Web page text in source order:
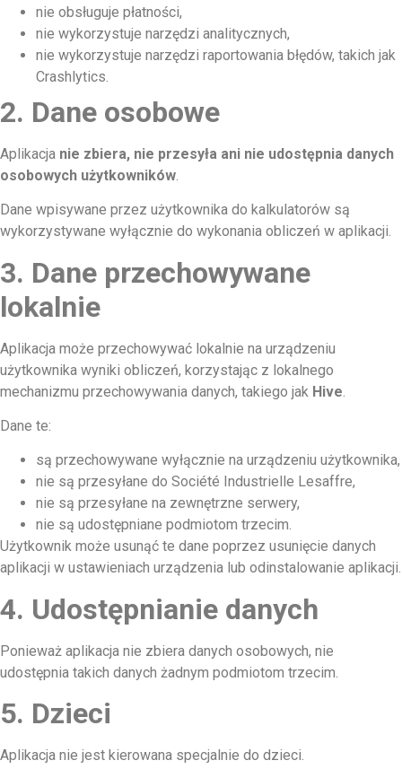
nie obsługuje płatności,
nie wykorzystuje narzędzi analitycznych,
nie wykorzystuje narzędzi raportowania błędów, takich jak
Crashlytics.
2. Dane osobowe
Aplikacja nie zbiera, nie przesyła ani nie udostępnia danych
osobowych użytkowników
Dane wpisywane przez użytkownika do kalkulatorów są
wykorzystywane wyłącznie do wykonania obliczeń w aplikacji.
3. Dane przechowywane
lokalnie
Aplikacja może przechowywać lokalnie na urządzeniu
użytkownika wyniki obliczeń, korzystając z lokalnego
mechanizmu przechowywania danych, takiego jak Hive
Dane te:
są przechowywane wyłącznie na urządzeniu użytkownika,
nie są przesyłane do Société Industrielle Lesaffre,
nie są przesyłane na zewnętrzne serwery,
nie są udostępniane podmiotom trzecim.
Użytkownik może usunąć te dane poprzez usunięcie danych
aplikacji w ustawieniach urządzenia lub odinstalowanie aplikacji.
4. Udostępnianie danych
Ponieważ aplikacja nie zbiera danych osobowych, nie
udostępnia takich danych żadnym podmiotom trzecim.
5. Dzieci
Aplikacja nie jest kierowana specjalnie do dzieci.